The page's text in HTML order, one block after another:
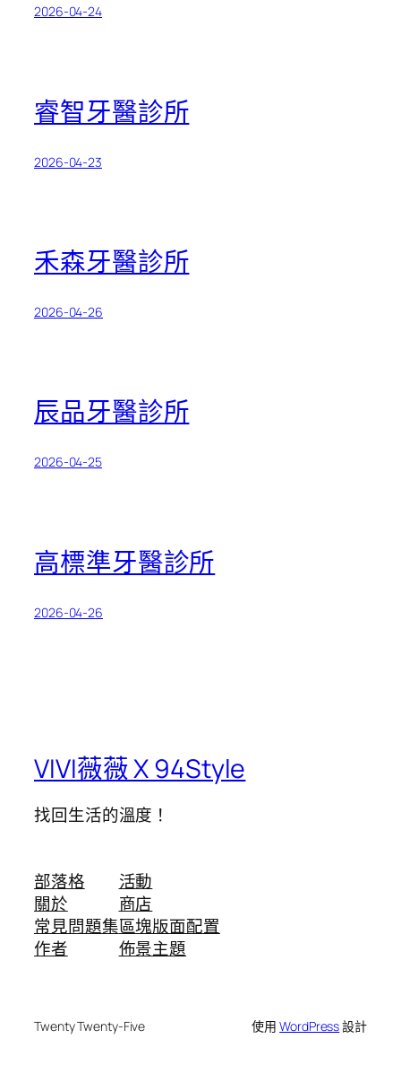
2026-04-24
睿智牙醫診所
2026-04-23
禾森牙醫診所
2026-04-26
辰品牙醫診所
2026-04-25
高標準牙醫診所
2026-04-26
VIVI薇薇 X 94Style
找回生活的溫度！
部落格
關於
常見問題集
作者
活動
商店
區塊版面配置
佈景主題
Twenty Twenty-Five 使用WordPress設計